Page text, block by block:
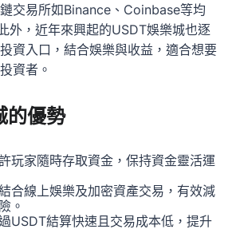
交易所如Binance、Coinbase等均
外，近年來興起的USDT娛樂城也逐
資入口，結合娛樂與收益，適合想要
資者。
的優勢
許玩家隨時存取資金，保持資金靈活運
結合線上娛樂及加密資產交易，有效減
。
過USDT結算快速且交易成本低，提升